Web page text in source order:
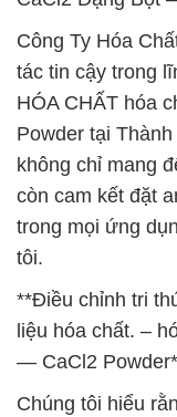
Công Ty Hóa
tác tin cậy trong
HÓA CHẤT hóa
Powder tại
không chỉ mang
còn cam kết đặt
trong mọi ứng
tôi.
**Điều chỉnh tri
liệu hóa chất. –
— CaCl2
Chúng tôi hiểu